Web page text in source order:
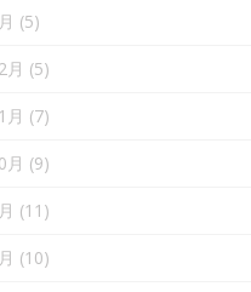
(5)
月 (5)
月 (7)
月 (9)
(11)
(10)